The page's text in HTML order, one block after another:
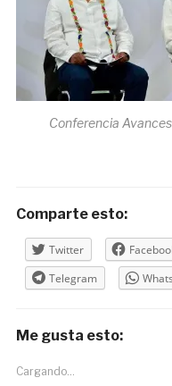
Conferencia
Comparte esto:
Twitter
Telegram
Me gusta esto:
Cargando...